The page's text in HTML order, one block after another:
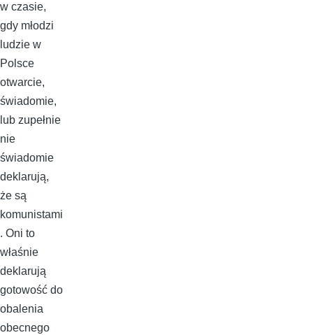
w czasie,
gdy młodzi
ludzie w
Polsce
otwarcie,
świadomie,
lub zupełnie
nie
świadomie
deklarują,
że są
komunistami
. Oni to
właśnie
deklarują
gotowość do
obalenia
obecnego